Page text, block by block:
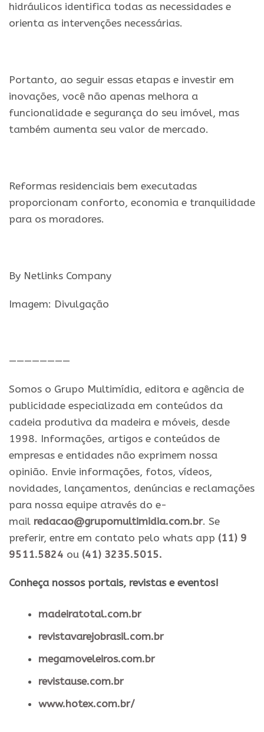
hidráulicos identifica todas as necessidades e
orienta as intervenções necessárias.
Portanto, ao seguir essas etapas e investir em
inovações, você não apenas melhora a
funcionalidade e segurança do seu imóvel, mas
também aumenta seu valor de mercado.
Reformas residenciais bem executadas
proporcionam conforto, economia e tranquilidade
para os moradores.
By Netlinks Company
Imagem: Divulgação
————————
Somos o Grupo Multimídia, editora e agência de
publicidade especializada em conteúdos da
cadeia produtiva da madeira e móveis, desde
1998. Informações, artigos e conteúdos de
empresas e entidades não exprimem nossa
opinião. Envie informações, fotos, vídeos,
novidades, lançamentos, denúncias e reclamações
para nossa equipe através do e-
mail redacao@grupomultimidia.com.br. Se
preferir, entre em contato pelo whats app (11) 9
9511.5824 ou (41) 3235.5015.
​Conheça nossos ​portais, revistas e eventos​!
madeiratotal.com.br
revistavarejobrasil.com.br
megamoveleiros.com.br
revistause.com.br
www.hotex.com.br/